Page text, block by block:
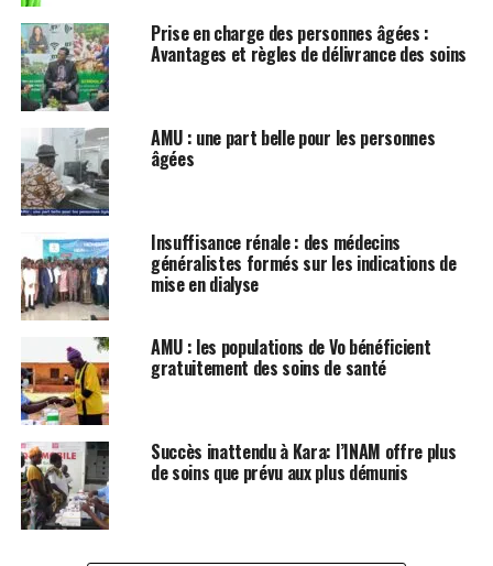
Prise en charge des personnes âgées :
Avantages et règles de délivrance des soins
AMU : une part belle pour les personnes
âgées
Insuffisance rénale : des médecins
généralistes formés sur les indications de
mise en dialyse
AMU : les populations de Vo bénéficient
gratuitement des soins de santé
Succès inattendu à Kara: l’INAM offre plus
de soins que prévu aux plus démunis